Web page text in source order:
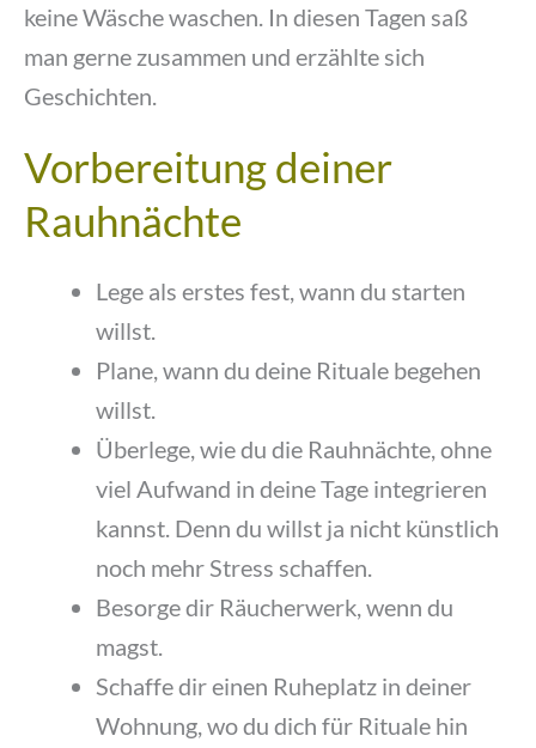
keine Wäsche waschen. In diesen Tagen saß
man gerne zusammen und erzählte sich
Geschichten.
Vorbereitung deiner
Rauhnächte
Lege als erstes fest, wann du starten
willst.
Plane, wann du deine Rituale begehen
willst.
Überlege, wie du die Rauhnächte, ohne
viel Aufwand in deine Tage integrieren
kannst. Denn du willst ja nicht künstlich
noch mehr Stress schaffen.
Besorge dir Räucherwerk, wenn du
magst.
Schaffe dir einen Ruheplatz in deiner
Wohnung, wo du dich für Rituale hin